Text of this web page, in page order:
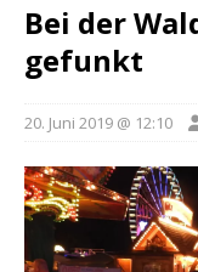
Bei der
gefunkt
20. Juni 2019 @ 12:10